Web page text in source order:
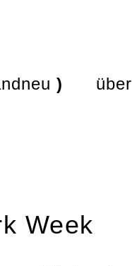
über
Week